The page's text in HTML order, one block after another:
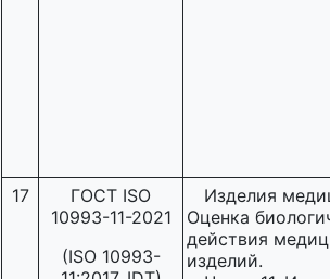
17
ГОСТ ISO
10993-11-2021
(ISO 10993-
Изделия
Оценка
действия
изделий.